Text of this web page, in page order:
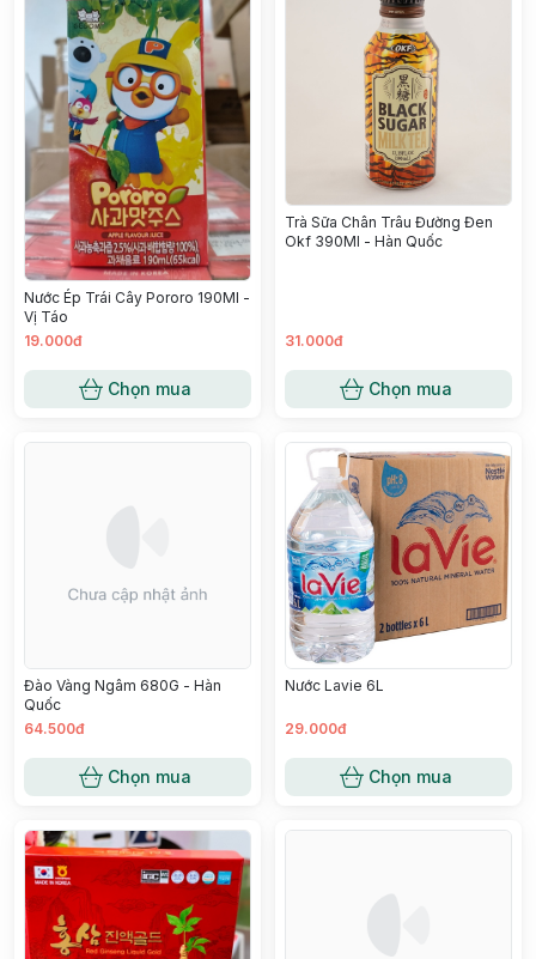
Nước Ép Trái Cây Pororo 190Ml -
Vị Táo
19.000đ
Chọn mua
Trà Sữa Chân Trâu Đường Đen
Okf 390Ml - Hàn Quốc
31.000đ
Chọn mua
Đào Vàng Ngâm 680G - Hàn
Quốc
64.500đ
Chọn mua
Nước Lavie 6L
29.000đ
Chọn mua